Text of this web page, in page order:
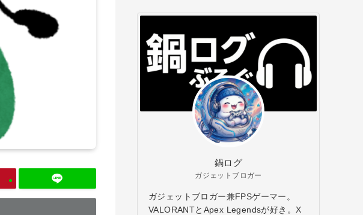
鍋ログ
ガジェットブロガー
ガジェットブロガー兼FPSゲーマー。
VALORANTとApex Legendsが好き。X